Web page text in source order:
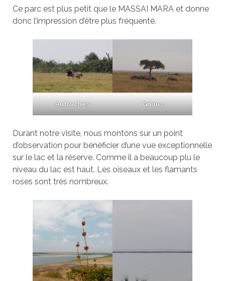
Ce parc est plus petit que le MASSAI MARA et donne
donc l’impression d’être plus fréquenté.
Autruches Gnous
Durant notre visite, nous montons sur un point
d’observation pour bénéficier d’une vue exceptionnelle
sur le lac et la réserve. Comme il a beaucoup plu le
niveau du lac est haut. Les oiseaux et les flamants
roses sont très nombreux.